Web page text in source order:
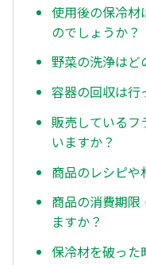
使用後の保冷材
のでしょうか？
野菜の洗浄はど
容器の回収は行
販売しているフ
いますか？
商品のレシピや
商品の消費期限
ますか？
保冷材を破った